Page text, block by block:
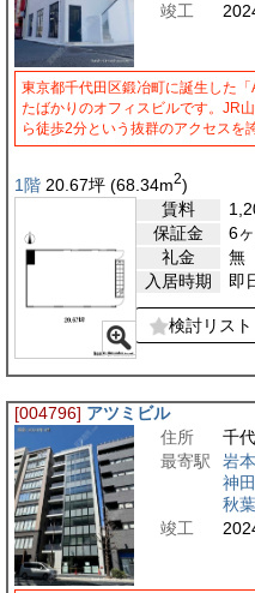
竣工
東京都千代田区鍛冶町に誕生した
たばかりのオフィスビルです。JR
ら徒歩2分という抜群のアクセスを
1階 20.67坪 (68.34m2)
賃料
保証金
6
礼金
無
入居時期
即
検討リスト
[004796] アツミビル
住所
千
最寄駅
岩
神
秋
竣工